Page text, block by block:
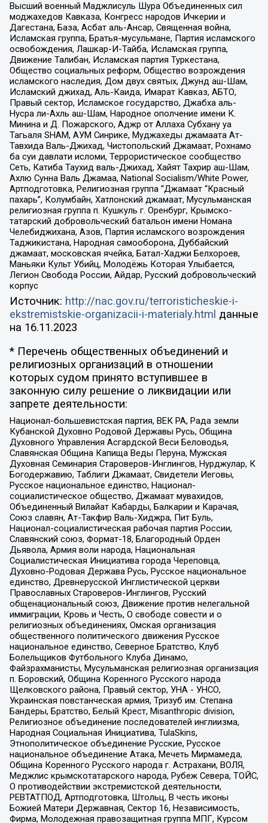
Высший военный Маджлисуль Шура Объединенных сил
моджахедов Кавказа, Конгресс народов Ичкерии и
Дагестана, База, Асбат аль-Ансар, Священная война,
Исламская группа, Братья-мусульмане, Партия исламского
освобождения, Лашкар-И-Тайба, Исламская группа,
Движение Талибан, Исламская партия Туркестана,
Общество социальных реформ, Общество возрождения
исламского наследия, Дом двух святых, Джунд аш-Шам,
Исламский джихад, Аль-Каида, Имарат Кавказ, АБТО,
Правый сектор, Исламское государство, Джабха аль-
Нусра ли-Ахль аш-Шам, Народное ополчение имени К.
Минина и Д. Пожарского, Аджр от Аллаха Субхану уа
Тагьаля SHAM, АУМ Синрике, Муджахеды джамаата Ат-
Тавхида Валь-Джихад, Чистопольский Джамаат, Рохнамо
ба суи давлати исломи, Террористическое сообщество
Сеть, Катиба Таухид валь-Джихад, Хайят Тахрир аш-Шам,
Ахлю Сунна Валь Джамаа, National Socialism/White Power,
Артподготовка, Религиозная группа “Джамаат “Красный
пахарь”, Колумбайн, Хатлонский джамаат, Мусульманская
религиозная группа п. Кушкуль г. Оренбург, Крымско-
татарский добровольческий батальон имени Номана
Челебиджихана, Азов, Партия исламского возрождения
Таджикистана, Народная самооборона, Дуббайский
джамаат, московская ячейка, Батал-Хаджи Белхороев,
Маньяки Культ Убийц, Молодёжь Которая Улыбается,
Легион Свобода России, Айдар, Русский добровольческий
корпус
Источник: http://nac.gov.ru/terroristicheskie-i-
ekstremistskie-organizacii-i-materialy.html данные
на 16.11.2023
* Перечень общественных объединений и
религиозных организаций в отношении
которых судом принято вступившее в
законную силу решение о ликвидации или
запрете деятельности:
Национал-большевистская партия, ВЕК РА, Рада земли
Кубанской Духовно Родовой Державы Русь, Община
Духовного Управления Асгардской Веси Беловодья,
Славянская Община Капища Веды Перуна, Мужская
Духовная Семинария Староверов-Инглингов, Нурджулар, К
Богодержавию, Таблиги Джамаат, Свидетели Иеговы,
Русское национальное единство, Национал-
социалистическое общество, Джамаат мувахидов,
Объединенный Вилайат Кабарды, Балкарии и Карачая,
Союз славян, Ат-Такфир Валь-Хиджра, Пит Буль,
Национал-социалистическая рабочая партия России,
Славянский союз, Формат-18, Благородный Орден
Дьявола, Армия воли народа, Национальная
Социалистическая Инициатива города Череповца,
Духовно-Родовая Держава Русь, Русское национальное
единство, Древнерусской Инглистической церкви
Православных Староверов-Инглингов, Русский
общенациональный союз, Движение против нелегальной
иммиграции, Кровь и Честь, О свободе совести и о
религиозных объединениях, Омская организация
общественного политического движения Русское
национальное единство, Северное Братство, Клуб
Болельщиков Футбольного Клуба Динамо,
Файзрахманисты, Мусульманская религиозная организация
п. Боровский, Община Коренного Русского народа
Щелковского района, Правый сектор, УНА - УНСО,
Украинская повстанческая армия, Тризуб им. Степана
Бандеры, Братство, Белый Крест, Misanthropic division,
Религиозное объединение последователей инглиизма,
Народная Социальная Инициатива, TulaSkins,
Этнополитическое объединение Русские, Русское
национальное объединение Атака, Мечеть Мирмамеда,
Община Коренного Русского народа г. Астрахани, ВОЛЯ,
Меджлис крымскотатарского народа, Рубеж Севера, ТОЙС,
О противодействии экстремистской деятельности,
РЕВТАТПОД, Артподготовка, Штольц, В честь иконы
Божией Матери Державная, Сектор 16, Независимость,
Фирма, Молодежная правозащитная группа МПГ, Курсом